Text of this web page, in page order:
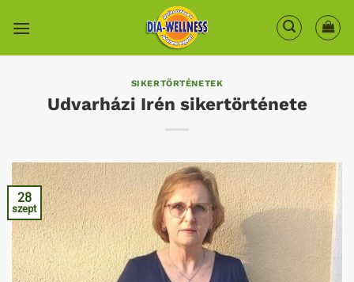
SIKERTÖRTÉNETEK
Udvarházi Irén sikertörténete
28
szept